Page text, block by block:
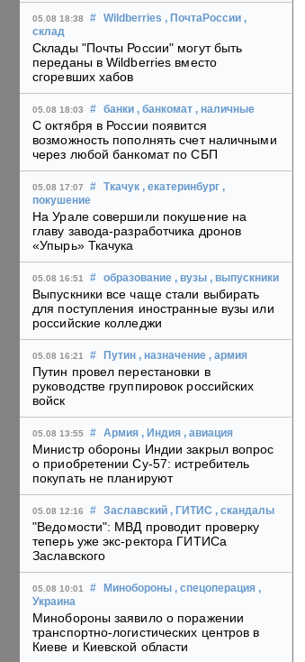
05.08 18:38 # Wildberries , ПочтаРоссии ,
склад
Склады "Почты России" могут быть
переданы в Wildberries вместо
сгоревших хабов
05.08 18:03 # банки , банкомат , наличные
С октября в России появится
возможность пополнять счет наличными
через любой банкомат по СБП
05.08 17:07 # Ткачук , екатеринбург ,
покушение
На Урале совершили покушение на
главу завода-разработчика дронов
«Упырь» Ткачука
05.08 16:51 # образование , вузы , выпускники
Выпускники все чаще стали выбирать
для поступления иностранные вузы или
российские колледжи
05.08 16:21 # Путин , назначение , армия
Путин провел перестановки в
руководстве группировок российских
войск
05.08 13:55 # Армия , Индия , авиация
Министр обороны Индии закрыл вопрос
о приобретении Су-57: истребитель
покупать не планируют
05.08 12:16 # Заславский , ГИТИС , скандалы
"Ведомости": МВД проводит проверку
теперь уже экс-ректора ГИТИСа
Заславского
05.08 10:01 # Минобороны , спецоперация ,
Украина
Минобороны заявило о поражении
транспортно-логистических центров в
Киеве и Киевской области